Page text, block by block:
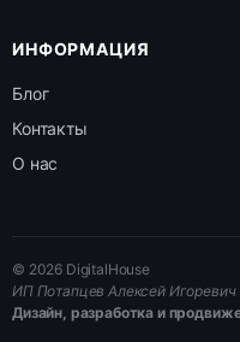
ИНФОРМАЦИЯ
Блог
Контакты
О нас
© 2026 DigitalHouse
ИП Потапцев Алексей Игоревич
Дизайн, разработка и